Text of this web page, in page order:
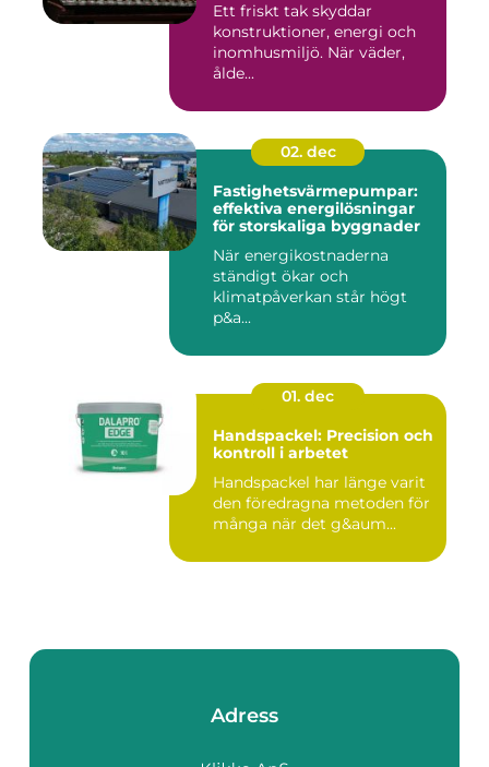
Ett friskt tak skyddar
konstruktioner, energi och
inomhusmiljö. När väder,
ålde...
02. dec
Fastighetsvärmepumpar:
effektiva energilösningar
för storskaliga byggnader
När energikostnaderna
ständigt ökar och
klimatpåverkan står högt
p&a...
01. dec
Handspackel: Precision och
kontroll i arbetet
Handspackel har länge varit
den föredragna metoden för
många när det g&aum...
Adress